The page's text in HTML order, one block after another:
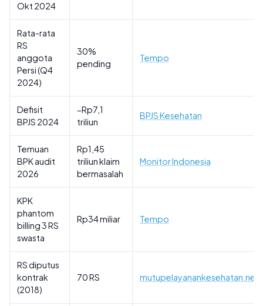
Okt 2024
Rata-rata
RS
anggota
Persi (Q4
2024)
30%
pending
Tempo
Defisit
BPJS 2024
−Rp7,1
triliun
BPJS Kesehatan
Temuan
BPK audit
2026
Rp1,45
triliun klaim
bermasalah
Monitor Indonesia
KPK
phantom
billing 3 RS
swasta
Rp34 miliar Tempo
RS diputus
kontrak
(2018)
70 RS mutupelayanankesehatan.net